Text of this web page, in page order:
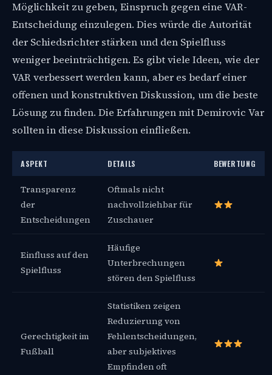
Möglichkeit zu geben, Einspruch gegen eine VAR-
Entscheidung einzulegen. Dies würde die Autorität
der Schiedsrichter stärken und den Spielfluss
weniger beeinträchtigen. Es gibt viele Ideen, wie der
VAR verbessert werden kann, aber es bedarf einer
offenen und konstruktiven Diskussion, um die beste
Lösung zu finden. Die Erfahrungen mit Demirovic Var
sollten in diese Diskussion einfließen.
ASPEKT DETAILS BEWERTUNG
Transparenz
der
Entscheidungen
Oftmals nicht
nachvollziehbar für
Zuschauer
Einfluss auf den
Spielfluss
Häufige
Unterbrechungen
stören den Spielfluss
Gerechtigkeit im
Fußball
Statistiken zeigen
Reduzierung von
Fehlentscheidungen,
aber subjektives
Empfinden oft